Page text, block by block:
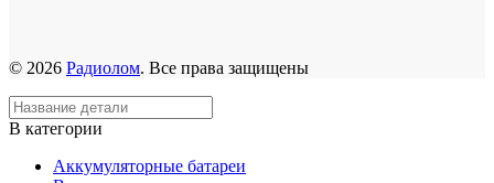
© 2026 Радиолом. Все права защищены
В категории
Аккумуляторные батареи